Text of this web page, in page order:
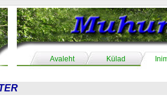
Avaleht Külad